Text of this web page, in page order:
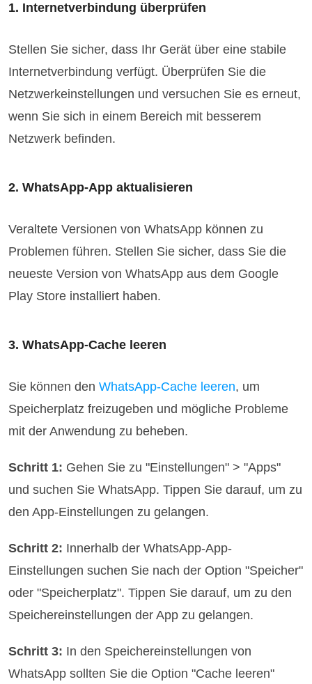
1. Internetverbindung überprüfen
Stellen Sie sicher, dass Ihr Gerät über eine stabile
Internetverbindung verfügt. Überprüfen Sie die
Netzwerkeinstellungen und versuchen Sie es erneut,
wenn Sie sich in einem Bereich mit besserem
Netzwerk befinden.
2. WhatsApp-App aktualisieren
Veraltete Versionen von WhatsApp können zu
Problemen führen. Stellen Sie sicher, dass Sie die
neueste Version von WhatsApp aus dem Google
Play Store installiert haben.
3. WhatsApp-Cache leeren
Sie können denWhatsApp-Cache leeren, um
Speicherplatz freizugeben und mögliche Probleme
mit der Anwendung zu beheben.
Schritt 1: Gehen Sie zu "Einstellungen" > "Apps"
und suchen Sie WhatsApp. Tippen Sie darauf, um zu
den App-Einstellungen zu gelangen.
Schritt 2: Innerhalb der WhatsApp-App-
Einstellungen suchen Sie nach der Option "Speicher"
oder "Speicherplatz". Tippen Sie darauf, um zu den
Speichereinstellungen der App zu gelangen.
Schritt 3: In den Speichereinstellungen von
WhatsApp sollten Sie die Option "Cache leeren"